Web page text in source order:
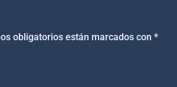
obligatorios están marcados con*